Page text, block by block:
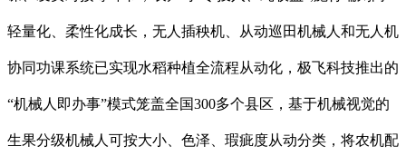
轻量化、柔性化成长，无人插秧机、从动巡田机械人和无人机
协同功课系统已实现水稻种植全流程从动化，极飞科技推出的
“机械人即办事”模式笼盖全国300多个县区，基于机械视觉的
生果分级机械人可按大小、色泽、瑕疵度从动分类，将农机配